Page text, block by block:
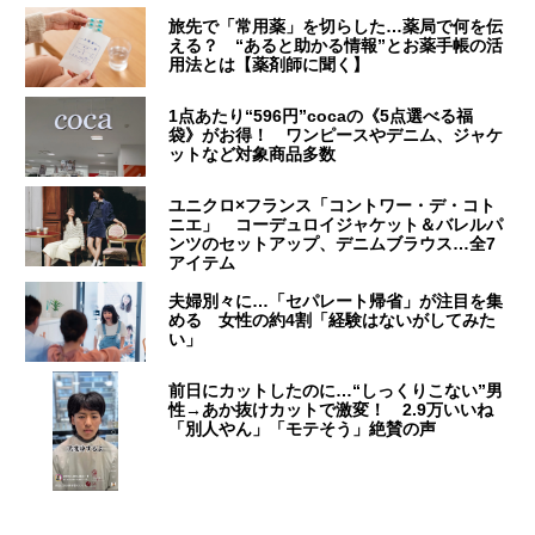
旅先で「常用薬」を切らした…薬局で何を伝
える？ “あると助かる情報”とお薬手帳の活
用法とは【薬剤師に聞く】
1点あたり“596円”cocaの《5点選べる福
袋》がお得！ ワンピースやデニム、ジャケ
ットなど対象商品多数
ユニクロ×フランス「コントワー・デ・コト
ニエ」 コーデュロイジャケット＆バレルパ
ンツのセットアップ、デニムブラウス…全7
アイテム
夫婦別々に…「セパレート帰省」が注目を集
める 女性の約4割「経験はないがしてみた
い」
前日にカットしたのに…“しっくりこない”男
性→あか抜けカットで激変！ 2.9万いいね
「別人やん」「モテそう」絶賛の声